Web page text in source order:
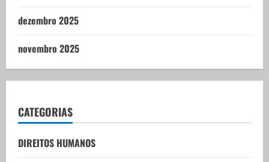
dezembro 2025
novembro 2025
CATEGORIAS
DIREITOS HUMANOS